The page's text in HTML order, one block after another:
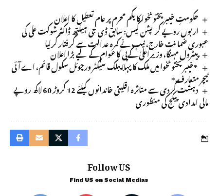
حکومتِ خیبر پختونخوا کا یکم محرم پر عام تعطیل کا اعلان
اربوں روپے کرپشن کیس: سابق ڈی جی ہیلتھ ڈاکٹر شوکت علی کی
عبوری ضمانت خارج، نیب نے کمرہ عدالت سے گرفتار کرلیا
پیٹرول مہنگا، وزیراعلیٰ کےپی کا عوام کے لیے بڑا اعلان
*خیبرپختونخوا میں ملک کا پہلا پبلک سیکٹر ورچوئل سکول قائم، اے آئی
ٹیچر متعارف*
دہشت گردی سے متاثرہ اقلیتی خاندانوں کیلئے 12 کروڑ 60 لاکھ روپے
مالی امدادی پیکج کی منظوری
Follow US
Find US on Social Medias